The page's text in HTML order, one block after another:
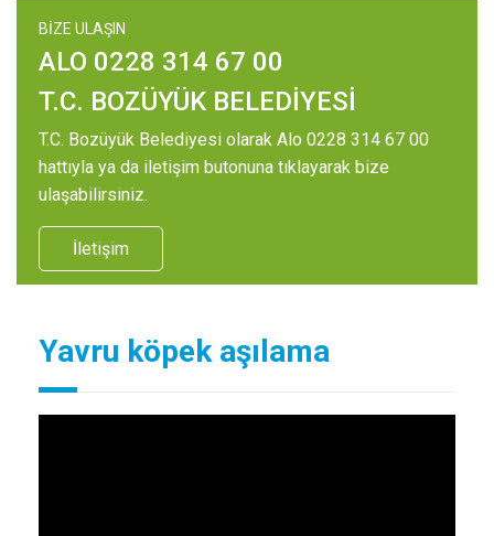
BİZE ULAŞIN
ALO 0228 314 67 00
T.C. BOZÜYÜK BELEDİYESİ
T.C. Bozüyük Belediyesi olarak Alo 0228 314 67 00
hattıyla ya da iletişim butonuna tıklayarak bize
ulaşabilirsiniz.
İletişim
Yavru köpek aşılama